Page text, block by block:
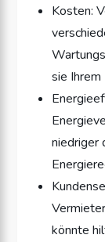
Kosten:
sie
niedriger
könnte